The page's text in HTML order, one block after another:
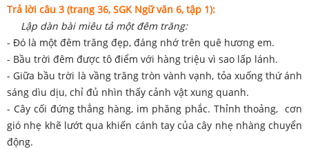
Trả lời câu 3 (trang 36, SGK Ngữ văn 6, tập 1):
Lập dàn bài miêu tả một đêm trăng:
- Đó là một đêm trăng đẹp, đáng nhớ trên quê hương em.
- Bầu trời đêm được tô điểm với hàng triệu vì sao lấp lánh.
- Giữa bầu trời là vầng trăng tròn vành vạnh, tỏa xuống thứ ánh
sáng dìu dịu, chỉ đủ nhìn thấy cảnh vật xung quanh.
- Cây cối đứng thẳng hàng, im phăng phắc. Thỉnh thoảng, cơn
gió nhẹ khẽ lướt qua khiến cánh tay của cây nhẹ nhàng chuyển
động.